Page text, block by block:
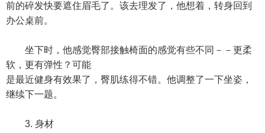
前的碎发快要遮住眉毛了。该去理发了，他想着，转身回到
办公桌前。
坐下时，他感觉臀部接触椅面的感觉有些不同－－更柔
软，更有弹性？可能
是最近健身有效果了，臀肌练得不错。他调整了一下坐姿，
继续下一题。
3. 身材